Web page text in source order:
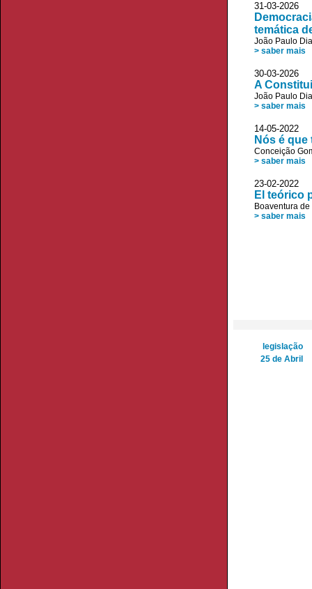
31-03-2026
temática
João Paulo
> saber mais
30-03-2026
A
João Paulo
> saber mais
14-05-
Nós é
Conceição
> saber mais
23-02-
El teórico
Boaventura
> saber mais
legislação
25 de Abril